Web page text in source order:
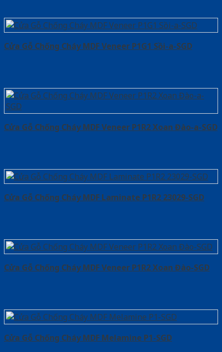
Cửa Gỗ Chống Cháy MDF Veneer P1G1 Sồi-a-SGD
Cửa Gỗ Chống Cháy MDF Veneer P1R2 Xoan Đào-a-SGD
Cửa Gỗ Chống Cháy MDF Laminate P1R2 23029-SGD
Cửa Gỗ Chống Cháy MDF Veneer P1R2 Xoan Đào-SGD
Cửa Gỗ Chống Cháy MDF Melamine P1-SGD